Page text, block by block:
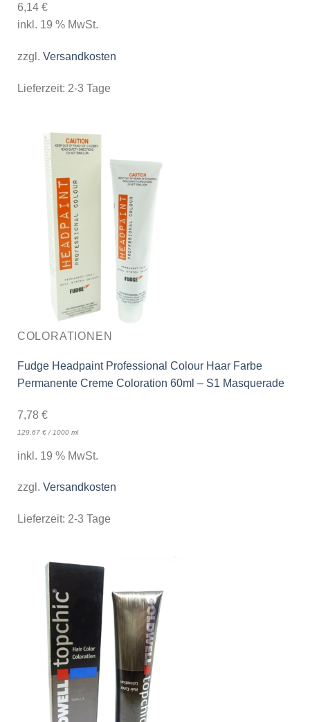
6,14 €
inkl. 19 % MwSt.
zzgl. Versandkosten
Lieferzeit: 2-3 Tage
COLORATIONEN
Fudge Headpaint Professional Colour Haar Farbe
Permanente Creme Coloration 60ml – S1 Masquerade
7,78 €
129,67 €/ 1000 ml
inkl. 19 % MwSt.
zzgl. Versandkosten
Lieferzeit: 2-3 Tage